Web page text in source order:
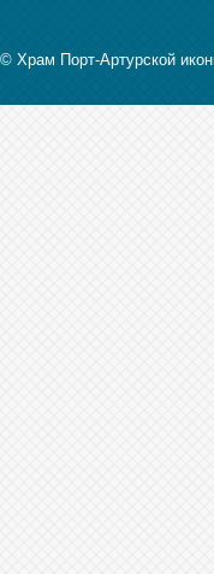
© Храм Порт-Артурской